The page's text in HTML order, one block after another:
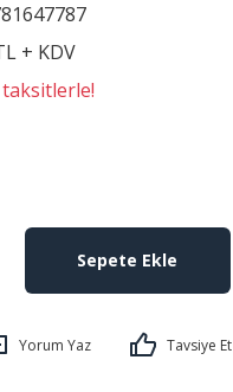
+ KDV
Sepete Ekle
Yorum Yaz Tavsiye Et